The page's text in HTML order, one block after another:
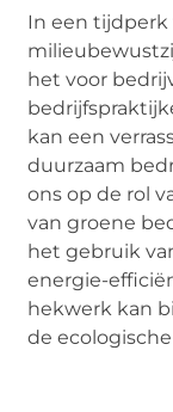
In een tijdperk
het voor
kan een
duurzaam
ons op de rol
van groene
het gebruik
energie-
hekwerk kan
de